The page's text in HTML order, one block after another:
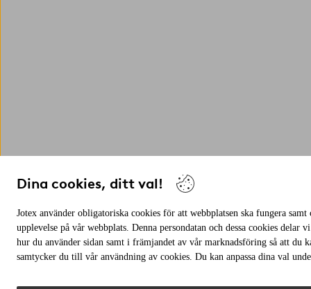
Dina cookies, ditt val!
Jotex använder obligatoriska cookies för att webbplatsen ska fungera
upplevelse på vår webbplats. Denna persondatan och dessa cookies
hur du använder sidan samt i främjandet av vår marknadsföring så att du
samtycker du till vår användning av cookies. Du kan anpassa dina val